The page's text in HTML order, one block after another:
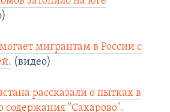
мигрантам в России с
(видео)
рассказали о пытках в
содержания "Сахарово".